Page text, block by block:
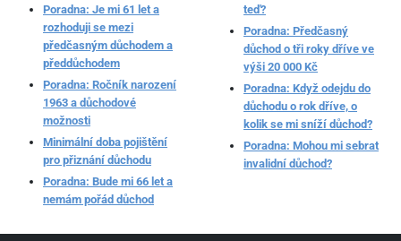
Poradna: Je mi 61 let a
rozhoduji se mezi
předčasným důchodem a
předdůchodem
Poradna: Ročník narození
1963 a důchodové
možnosti
Minimální doba pojištění
pro přiznání důchodu
Poradna: Bude mi 66 let a
nemám pořád důchod
teď?
Poradna: Předčasný
důchod o tři roky dříve ve
výši 20 000 Kč
Poradna: Když odejdu do
důchodu o rok dříve, o
kolik se mi sníží důchod?
Poradna: Mohou mi sebrat
invalidní důchod?